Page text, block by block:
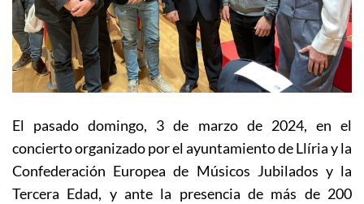
El pasado domingo, 3 de marzo de 2024, en el
concierto organizado por el ayuntamiento de Llíria y la
Confederación Europea de Músicos Jubilados y la
Tercera Edad, y ante la presencia de más de 200